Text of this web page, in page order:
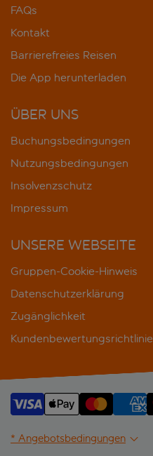
FAQs
Kontakt
Barrierefreies Reisen
Die App herunterladen
ÜBER UNS
Buchungsbedingungen
Nutzungsbedingungen
Insolvenzschutz
Impressum
UNSERE WEBSEITE
Gruppen-Cookie-Hinweis
Datenschutzerklärung
Zugänglichkeit
Kundenbewertungsrichtlinie
* Angebotsbedingungen